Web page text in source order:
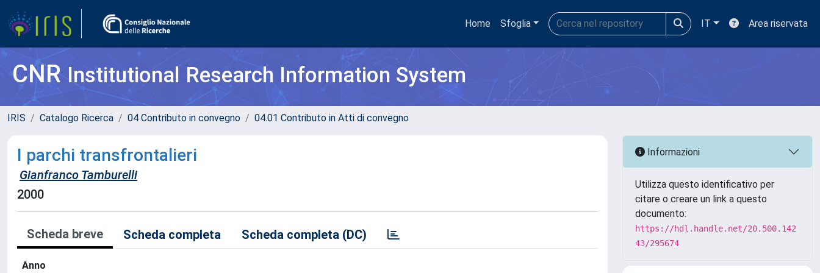
Home Sfoglia IT Area riservata
CNRInstitutional Research Information System
IRIS Catalogo Ricerca 04 Contributo in convegno 04.01 Contributo in Atti di convegno
I parchi transfrontalieri
Gianfranco Tamburelli
2000
Scheda breve Scheda completa Scheda completa (DC)
Anno
Informazioni
Utilizza questo identificativo per
citare o creare un link a questo
documento:
https://hdl.handle.net/20.500.142
43/295674